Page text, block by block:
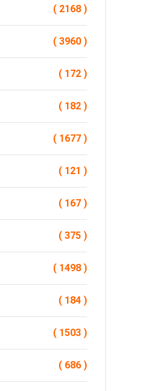
( 2168 )
( 3960 )
( 172 )
( 182 )
( 1677 )
( 121 )
( 167 )
( 375 )
( 1498 )
( 184 )
( 1503 )
( 686 )